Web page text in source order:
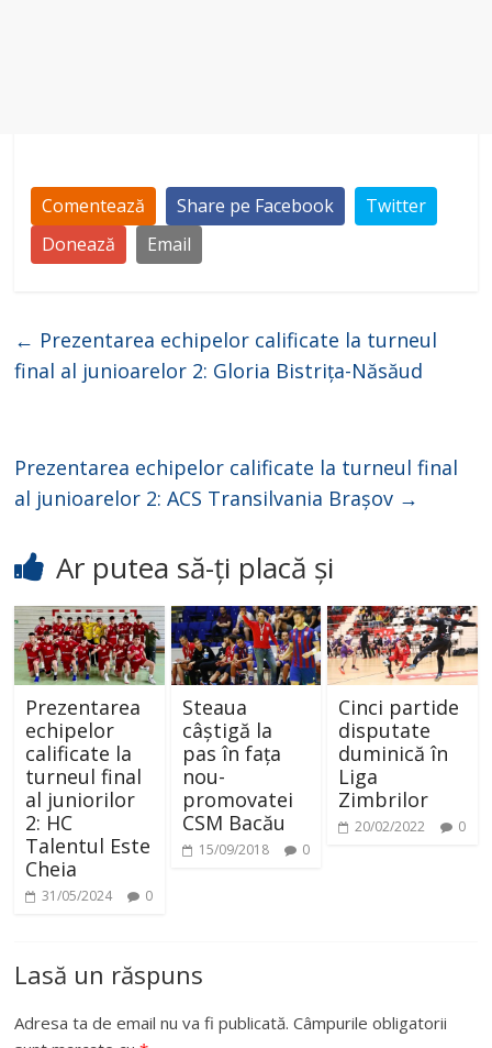
Comentează Share pe Facebook
Twitter
Donează
Email
← Prezentarea echipelor calificate la turneul
final al junioarelor 2: Gloria Bistrița-Năsăud
Prezentarea echipelor calificate la turneul final
al junioarelor 2: ACS Transilvania Brașov →
Ar putea să-ți placă și
Prezentarea
echipelor
calificate la
turneul final
al juniorilor
2: HC
Talentul Este
Cheia
31/05/2024 0
Steaua
câștigă la
pas în fața
nou-
promovatei
CSM Bacău
15/09/2018 0
Cinci partide
disputate
duminică în
Liga
Zimbrilor
20/02/2022 0
Lasă un răspuns
Adresa ta de email nu va fi publicată. Câmpurile obligatorii